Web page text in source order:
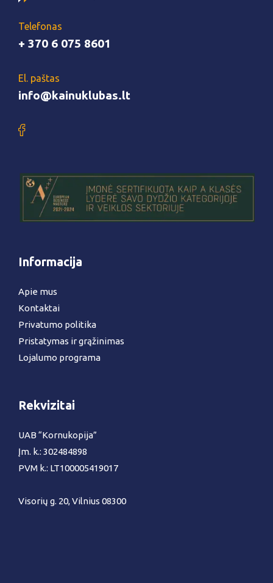
Telefonas
+ 370 6 075 8601
El. paštas
info@kainuklubas.lt
Informacija
Apie mus
Kontaktai
Privatumo politika
Pristatymas ir grąžinimas
Lojalumo programa
Rekvizitai
UAB “Kornukopija”
Įm. k.: 302484898
PVM k.: LT100005419017
Visorių g. 20, Vilnius 08300